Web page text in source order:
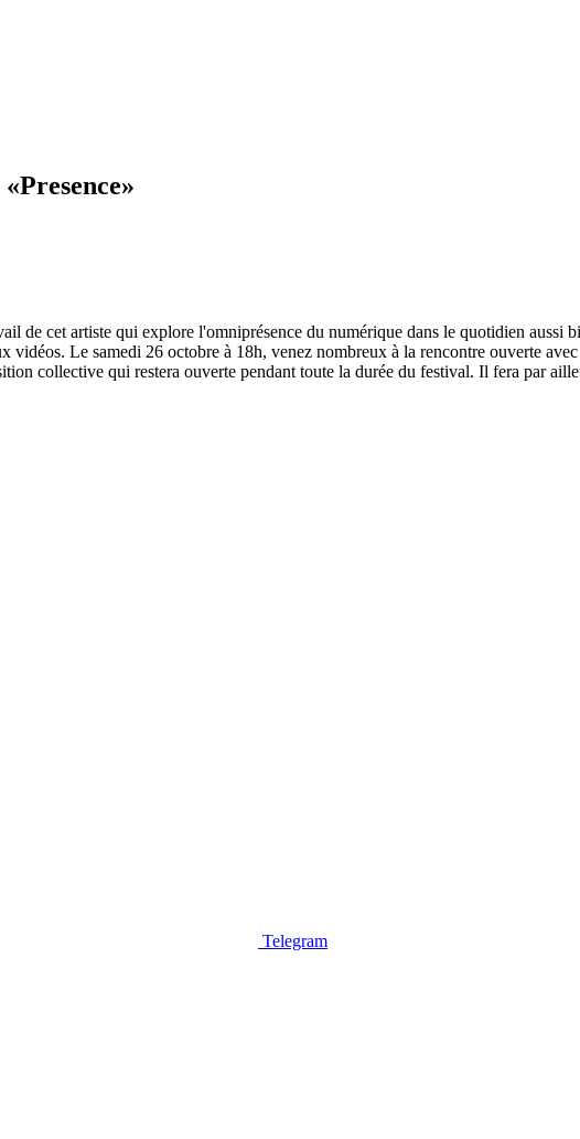
de cet artiste qui explore l'omniprésence du numérique dans le quotidien aussi
vidéos. Le samedi 26 octobre à 18h, venez nombreux à la rencontre ouverte
collective qui restera ouverte pendant toute la durée du festival. Il fera par
Telegram